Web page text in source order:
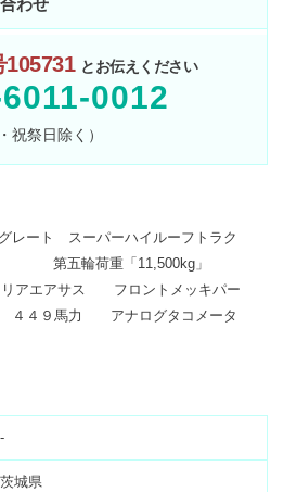
わせ
105731 とお伝えください
0012
祝祭日除く）
レート スーパーハイルーフトラク
第五輪荷重「11,500kg」
アエアサス フロントメッキパー
９馬力 アナログタコメータ
-
茨城県